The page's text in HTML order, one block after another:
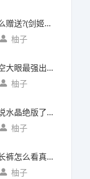
剑姬皮肤怎么赠送?(剑姬皮肤怎么赠送给别人)
柚子
云顶之弈虚空大眼最强出装?(云顶之弈虚空之眼出装)
柚子
传说对决传说水晶绝版了吗?(传说对决 传说水晶)
柚子
好奇金装成长裤怎么看真假?(好奇金装成长裤怎么看真假鉴别)
柚子